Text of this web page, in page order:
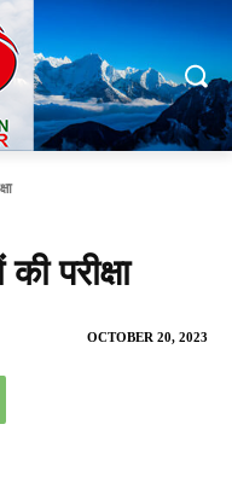
परीक्षा
OCTOBER 20, 2023